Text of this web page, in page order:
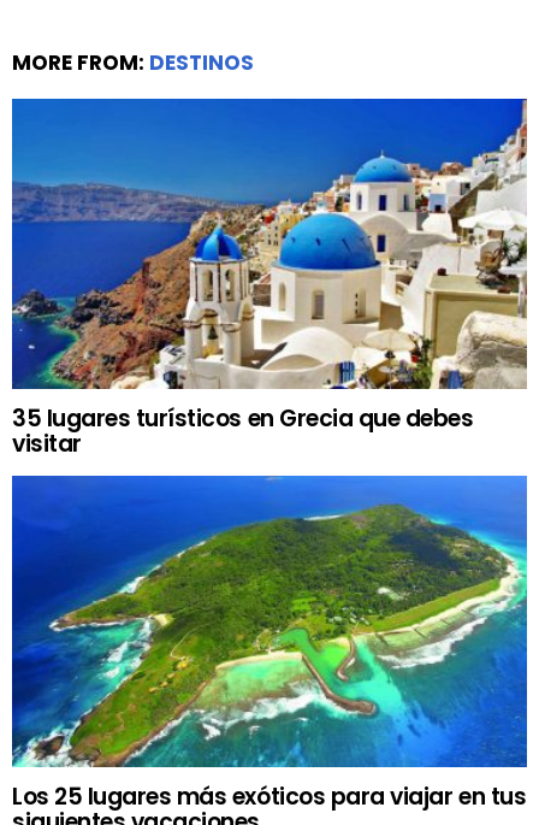
MORE FROM: DESTINOS
35 lugares turísticos en Grecia que debes
visitar
Los 25 lugares más exóticos para viajar en tus